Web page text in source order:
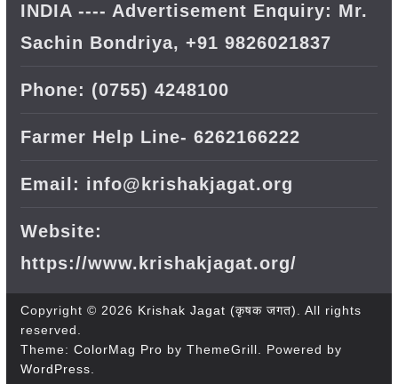
INDIA ---- Advertisement Enquiry: Mr.
Sachin Bondriya, +91 9826021837
Phone: (0755) 4248100
Farmer Help Line- 6262166222
Email: info@krishakjagat.org
Website:
https://www.krishakjagat.org/
Copyright © 2026 Krishak Jagat (कृषक जगत). All rights
reserved.
Theme: ColorMag Pro by ThemeGrill. Powered by
WordPress.